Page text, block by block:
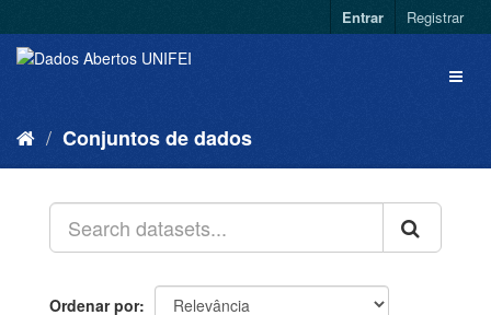
Entrar Registrar
Conjuntos de dados
Ordenar por